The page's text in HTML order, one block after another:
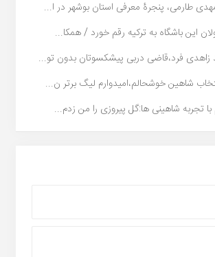
طارمی، پنجرۀ معرفی استان بوشهر در ا...
این باشگاه به ترکیه رقم خورد / همکا...
زاهدی فرد،قاضی دربی پیشکسوتان بدون تو...
شاهین خوشحالم،امیدوارم لیگ برتر ن...
تجربه شاهینی ها:گل پیروزی را من زدم...